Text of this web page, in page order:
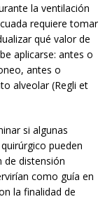
la ventilación
requiere tomar
qué valor de
aplicarse: antes o
antes o
alveolar (Regli et
si algunas
pueden
de distensión
como guía en
la finalidad de